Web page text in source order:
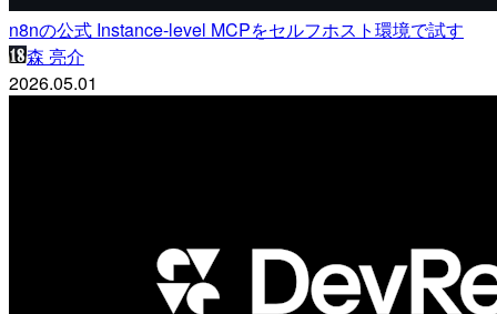
n8nの公式 Instance-level MCPをセルフホスト環境で試す
森 亮介
2026.05.01